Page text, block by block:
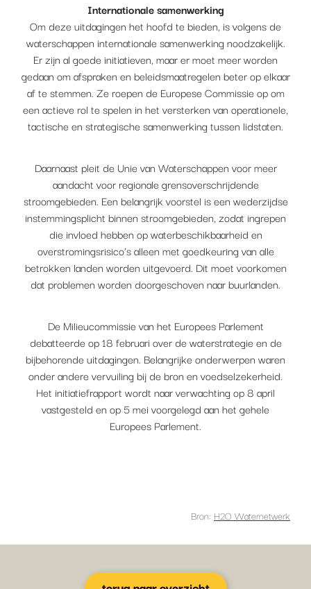
Internationale samenwerking
Om deze uitdagingen het hoofd te bieden, is volgens de
waterschappen internationale samenwerking noodzakelijk.
Er zijn al goede initiatieven, maar er moet meer worden
gedaan om afspraken en beleidsmaatregelen beter op elkaar
af te stemmen. Ze roepen de Europese Commissie op om
een actieve rol te spelen in het versterken van operationele,
tactische en strategische samenwerking tussen lidstaten.
Daarnaast pleit de Unie van Waterschappen voor meer
aandacht voor regionale grensoverschrijdende
stroomgebieden. Een belangrijk voorstel is een wederzijdse
instemmingsplicht binnen stroomgebieden, zodat ingrepen
die invloed hebben op waterbeschikbaarheid en
overstromingsrisico’s alleen met goedkeuring van alle
betrokken landen worden uitgevoerd. Dit moet voorkomen
dat problemen worden doorgeschoven naar buurlanden.
De Milieucommissie van het Europees Parlement
debatteerde op 18 februari over de waterstrategie en de
bijbehorende uitdagingen. Belangrijke onderwerpen waren
onder andere vervuiling bij de bron en voedselzekerheid.
Het initiatiefrapport wordt naar verwachting op 8 april
vastgesteld en op 5 mei voorgelegd aan het gehele
Europees Parlement.
Bron: H2O Waternetwerk